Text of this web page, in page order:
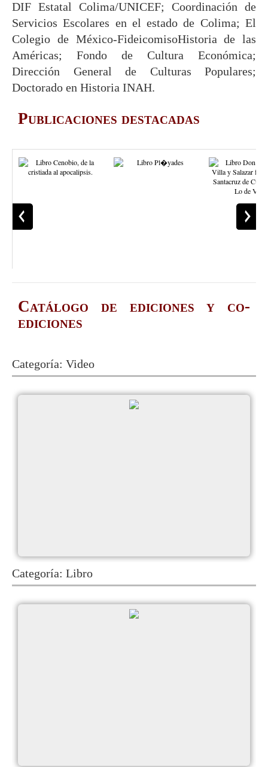
DIF Estatal Colima/UNICEF; Coordinación de
Servicios Escolares en el estado de Colima; El
Colegio de México-FideicomisoHistoria de las
Américas; Fondo de Cultura Económica;
Dirección General de Culturas Populares;
Doctorado en Historia INAH.
Publicaciones destacadas
Catálogo de ediciones y co-
ediciones
Categoría: Video
Categoría: Libro